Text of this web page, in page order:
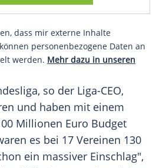
dass mir externe Inhalte
personenbezogene Daten an
werden. Mehr dazu in unseren
so der Liga-CEO,
und haben mit einem
Millionen Euro Budget
es bei 17 Vereinen 130
ein massiver Einschlag",